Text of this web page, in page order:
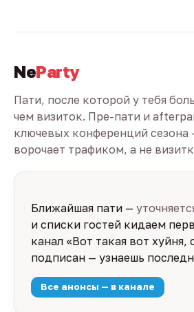
NeParty
Пати, после которой у тебя
чем визиток. Пре-пати и
ключевых конференций сезона
ворочает трафиком, а не
Ближайшая пати —
и списки гостей кидаем
канал «Вот такая вот хуйня,
подписан — узнаешь
Все анонсы — в канале